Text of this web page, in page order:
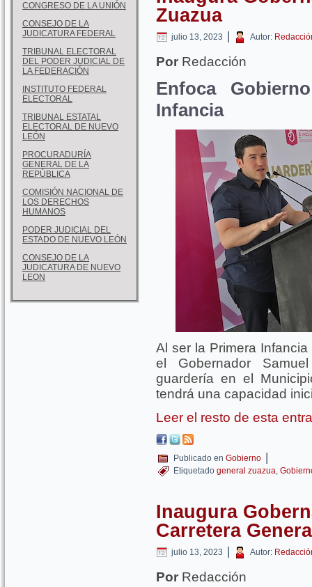
CONGRESO DE LA UNIÓN
CONSEJO DE LA
JUDICATURA FEDERAL
TRIBUNAL ELECTORAL
DEL PODER JUDICIAL DE
LA FEDERACIÓN
INSTITUTO FEDERAL
ELECTORAL
TRIBUNAL ESTATAL
ELECTORAL DE NUEVO
LEÓN
PROCURADURÍA
GENERAL DE LA
REPÚBLICA
COMISIÓN NACIONAL DE
LOS DERECHOS
HUMANOS
PODER JUDICIAL DEL
ESTADO DE NUEVO LEÓN
CONSEJO DE LA
JUDICATURA DE NUEVO
LEON
Zuazua
julio 13, 2023 | Autor:
Por Redacción
Enfoca
Infancia
Al ser la Primera
el Gobernador
guardería en el
tendrá una capacidad
Leer el resto de esta
Publicado en Gobierno |
Etiquetado general zuazua,
Inaugura
Carretera
julio 13, 2023 | Autor:
Por Redacción